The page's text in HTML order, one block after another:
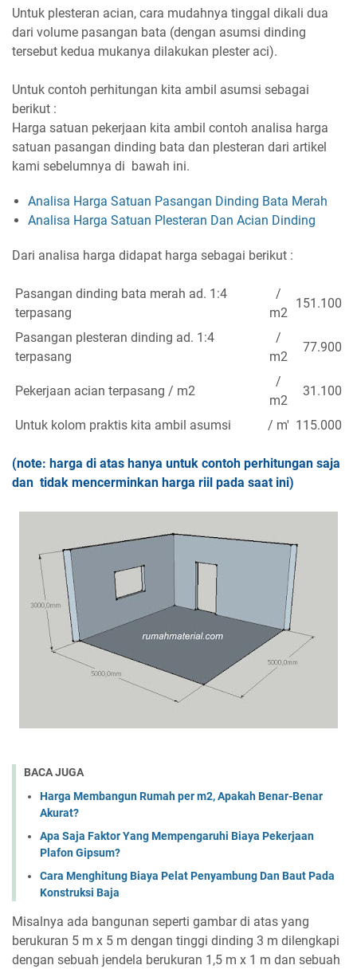
Untuk plesteran acian, cara mudahnya tinggal dikali dua
dari volume pasangan bata (dengan asumsi dinding
tersebut kedua mukanya dilakukan plester aci).
Untuk contoh perhitungan kita ambil asumsi sebagai
berikut :
Harga satuan pekerjaan kita ambil contoh analisa harga
satuan pasangan dinding bata dan plesteran dari artikel
kami sebelumnya di bawah ini.
Analisa Harga Satuan Pasangan Dinding Bata Merah
Analisa Harga Satuan Plesteran Dan Acian Dinding
Dari analisa harga didapat harga sebagai berikut :
Pasangan dinding bata merah ad. 1:4
terpasang
/
m2
151.100
Pasangan plesteran dinding ad. 1:4
terpasang
/
m2
77.900
Pekerjaan acian terpasang / m2
/
m2
31.100
Untuk kolom praktis kita ambil asumsi / m' 115.000
(note: harga di atas hanya untuk contoh perhitungan saja
dan tidak mencerminkan harga riil pada saat ini)
BACA JUGA
Harga Membangun Rumah per m2, Apakah Benar-Benar
Akurat?
Apa Saja Faktor Yang Mempengaruhi Biaya Pekerjaan
Plafon Gipsum?
Cara Menghitung Biaya Pelat Penyambung Dan Baut Pada
Konstruksi Baja
Misalnya ada bangunan seperti gambar di atas yang
berukuran 5 m x 5 m dengan tinggi dinding 3 m dilengkapi
dengan sebuah jendela berukuran 1,5 m x 1 m dan sebuah